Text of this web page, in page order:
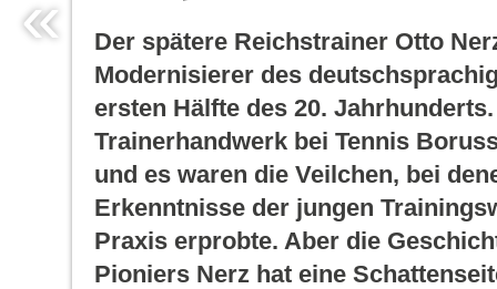
«
Der spätere Reichstrainer Otto
Modernisierer des
ersten Hälfte des 20.
Trainerhandwerk bei Tennis
und es waren die Veilchen, bei
Erkenntnisse der jungen
Praxis erprobte. Aber die
Pioniers Nerz hat eine